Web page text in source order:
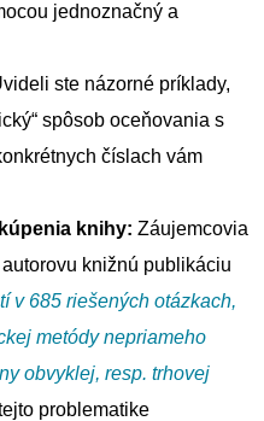
jednoznačný a
ste názorné príklady,
spôsob oceňovania s
číslach vám
knihy: Záujemcovia
knižnú publikáciu
v 685 riešených otázkach,
metódy nepriameho
obvyklej, resp. trhovej
problematike